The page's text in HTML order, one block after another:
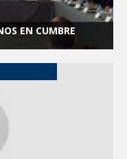
EN CUMBRE